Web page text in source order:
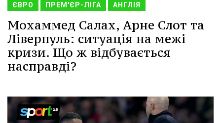
ЄВРО ПРЕМ'ЄР-ЛІГА АНГЛІЯ
Мохаммед Салах, Арне Слот та
Ліверпуль: ситуація на межі
кризи. Що ж відбувається
насправді?